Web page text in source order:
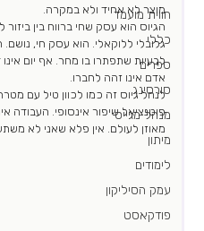
חווית מועמד
כללי
ספרים
סורסינג
מנהל מגייס
מיתון
לימודים
עמק הסיליקון
פודקאסט
מוצר לא אחיד ולא במקרה.
הגיוס הוא עסק שחי ברווח בין
גלובלי ללוקאלי. הוא עסק חי,
לבעיות שתפתרו בו מחר. אף יום
אדם אינו זהה לחברו.
לנהל גיוס זה כמו לכוון טיל עם
פוטנציאל שיפור אינסופי. העבודה
מאוזן לעולם. אין פלא שאני לא